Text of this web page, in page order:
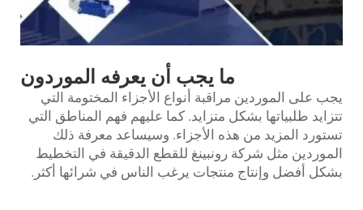
ما يجب أن يعرفه الموردون
يجب على الموردين مراقبة أنواع الأجزاء المختومة التي
تتزايد طلبياتها بشكل متزايد. كما عليهم فهم المناطق التي
تستورد المزيد من هذه الأجزاء. وسيساعد معرفة ذلك
الموردين مثل شركة رونبينغ للقطع الدقيقة في التخطيط
بشكل أفضل وإنتاج منتجات يرغب الناس في شرائها أكثر.